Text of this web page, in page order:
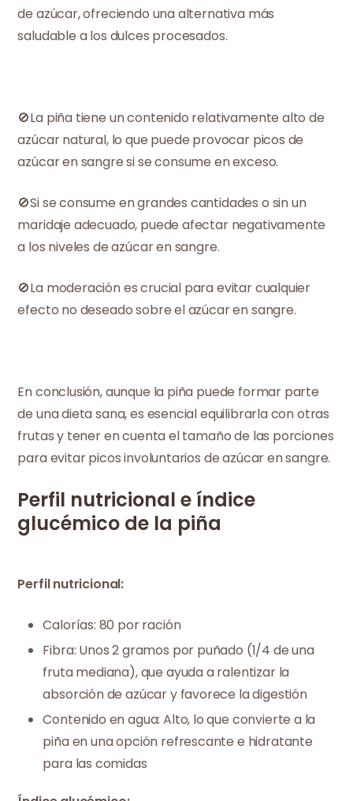
de azúcar, ofreciendo una alternativa más
saludable a los dulces procesados.
🚫La piña tiene un contenido relativamente alto de
azúcar natural, lo que puede provocar picos de
azúcar en sangre si se consume en exceso.
🚫Si se consume en grandes cantidades o sin un
maridaje adecuado, puede afectar negativamente
a los niveles de azúcar en sangre.
🚫La moderación es crucial para evitar cualquier
efecto no deseado sobre el azúcar en sangre.
En conclusión, aunque la piña puede formar parte
de una dieta sana, es esencial equilibrarla con otras
frutas y tener en cuenta el tamaño de las porciones
para evitar picos involuntarios de azúcar en sangre.
Perfil nutricional e índice
glucémico de la piña
Perfil nutricional:
Calorías: 80 por ración
Fibra: Unos 2 gramos por puñado (1/4 de una
fruta mediana), que ayuda a ralentizar la
absorción de azúcar y favorece la digestión
Contenido en agua: Alto, lo que convierte a la
piña en una opción refrescante e hidratante
para las comidas